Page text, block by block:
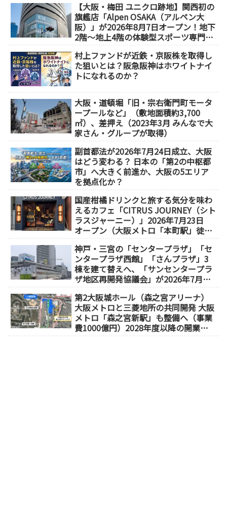
【大阪・梅田 ユニクロ跡地】関西初の
旗艦店「Alpen OSAKA（アルペン大
阪）」が2026年8月7日オープン！地下
2階～地上4階の体験型スポーツ専門店
村上ファンドが近鉄・京阪株を取得し
た狙いとは？阪急阪神はホワイトナイ
トになれるのか？
大阪・道頓堀「旧・宗右衛門町モータ
ープールなど」（敷地面積約3,700
㎡）、差押え（2023年3月 みんなで大
家さん・グループが取得）
副首都法が2026年7月24日成立、大阪
はどう変わる？ 日本の「第2の中枢都
市」へ大きく前進か、大阪の5エリア
を拠点化か？
国産柑橘ドリンクと旅する気分を味わ
えるカフェ「CITRUS JOURNEY（シト
ラスジャーニー）」2026年7月23日
オープン（大阪メトロ「本町駅」徒歩
神戸・三宮の「センタープラザ」「セ
ンタープラザ西館」「さんプラザ」3
棟を建て替えへ、「サンセンタープラ
ザ地区再開発協議会」が2026年7月発
第2大阪城ホール（森之宮アリーナ）
大阪メトロと三菱地所の共同開発 大阪
メトロ「森之宮新駅」も整備へ（事業
費1000億円）2028年度以降の開業